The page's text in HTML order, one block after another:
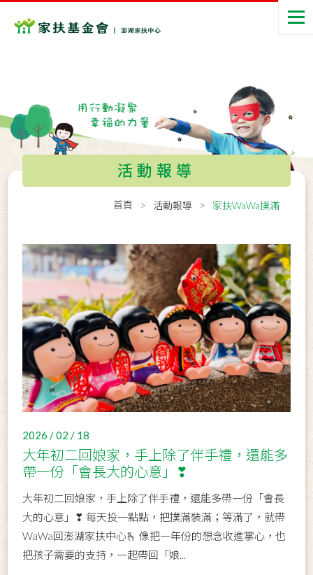
活動報導
首頁 活動報導 家扶WaWa撲滿
2026 / 02 / 18
大年初二回娘家，手上除了伴手禮，還能多
帶一份「會長大的心意」❣
大年初二回娘家，手上除了伴手禮，還能多帶一份「會長
大的心意」❣ 每天投一點點，把撲滿裝滿；等滿了，就帶
WaWa回澎湖家扶中心🫰 像把一年份的想念收進掌心，也
把孩子需要的支持，一起帶回「娘...